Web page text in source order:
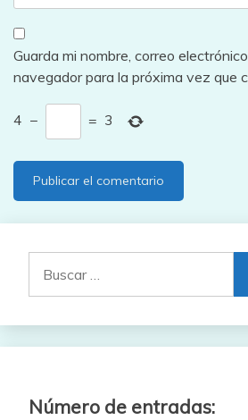
Guarda mi nombre, correo
navegador para la próxima vez que
4 − = 3
Número de entradas: